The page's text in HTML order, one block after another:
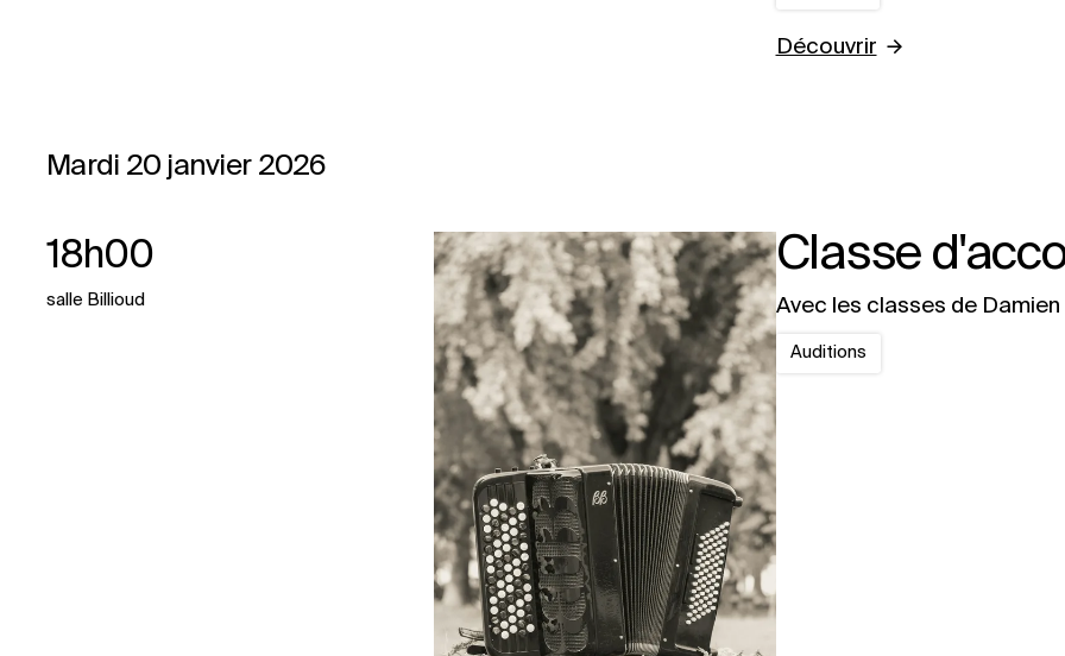
Découvrir
Mardi 20 janvier 2026
Classe
18h00
salle Billioud Avec les classes de
Auditions